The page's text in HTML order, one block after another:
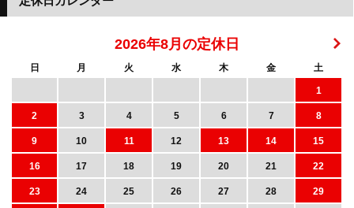
2026年8月の定休日
日 月 火 水 木 金
土
1
2
3 4 5 6 7
8
9
10 11 12 13 14
15
16
17 18 19 20 21
22
23
24 25 26 27 28
29